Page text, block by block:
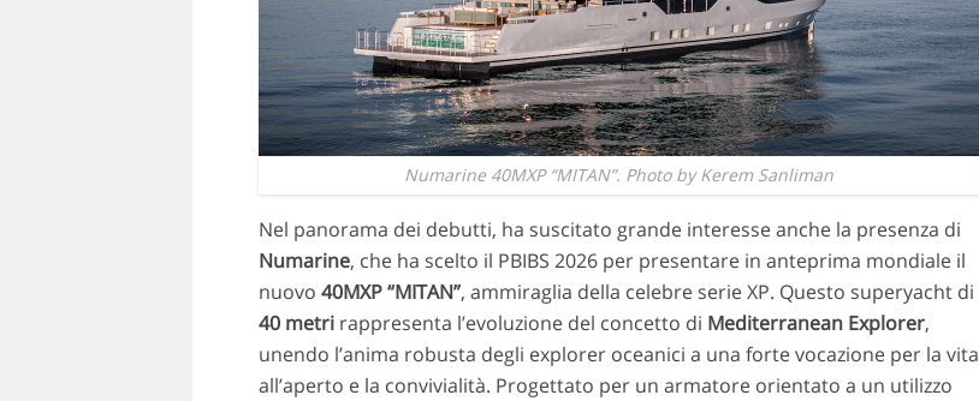
Numarine 40MXP “MITAN”. Photo by Kerem Sanliman
Nel panorama dei debutti, ha suscitato grande interesse anche la presenza di
Numarine, che ha scelto il PBIBS 2026 per presentare in anteprima mondiale il
nuovo 40MXP “MITAN”, ammiraglia della celebre serie XP. Questo superyacht di
40 metrirappresenta l’evoluzione del concetto di Mediterranean Explorer,
unendo l’anima robusta degli explorer oceanici a una forte vocazione per la vita
all’aperto e la convivialità. Progettato per un armatore orientato a un utilizzo